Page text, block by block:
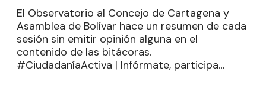
El Observatorio al Concejo de Cartagena y
Asamblea de Bolívar hace un resumen de cada
sesión sin emitir opinión alguna en el
contenido de las bitácoras.
#CiudadaníaActiva | Infórmate, participa…